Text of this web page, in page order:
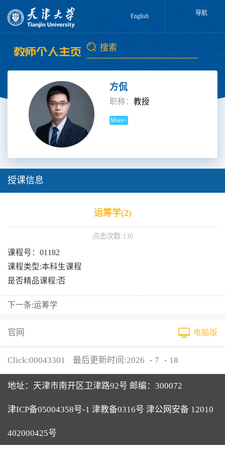
English 导航
方侃
职称：教授
More>
授课信息
运筹学(2)
点击次数:130
课程号：01182
课程类型:本科生课程
是否精品课程:否
下一条:运筹学
官网 电脑版
Click:00043301 最后更新时间:2026 - 7 - 18
地址：天津市南开区卫津路92号 邮编：300072
津ICP备05004358号-1 津教备0316号 津公网安备 12010
402000425号